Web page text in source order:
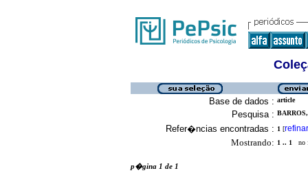
Base de dados : article
Pesquisa :
Refer�ncias encontradas : 1 [refinar
Mostrando: 1 .. 1 no
p�gina 1 de 1